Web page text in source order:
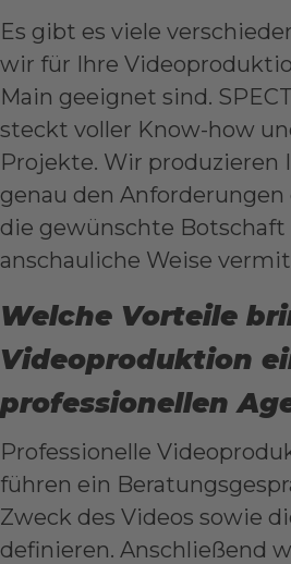
Es gibt es viele
wir für Ihre
Main geeignet sind.
steckt voller Know-how
Projekte. Wir produzieren
genau den
die gewünschte
anschauliche Weise
Welche Vorteile
Videoproduktion
professionellen
Professionelle
führen ein
Zweck des Videos sowie
definieren. Anschließend